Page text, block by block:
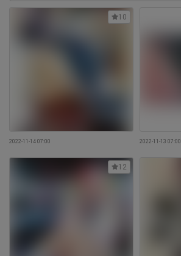
2022-11-14 07:00
10
2022-11-13 07:00
12